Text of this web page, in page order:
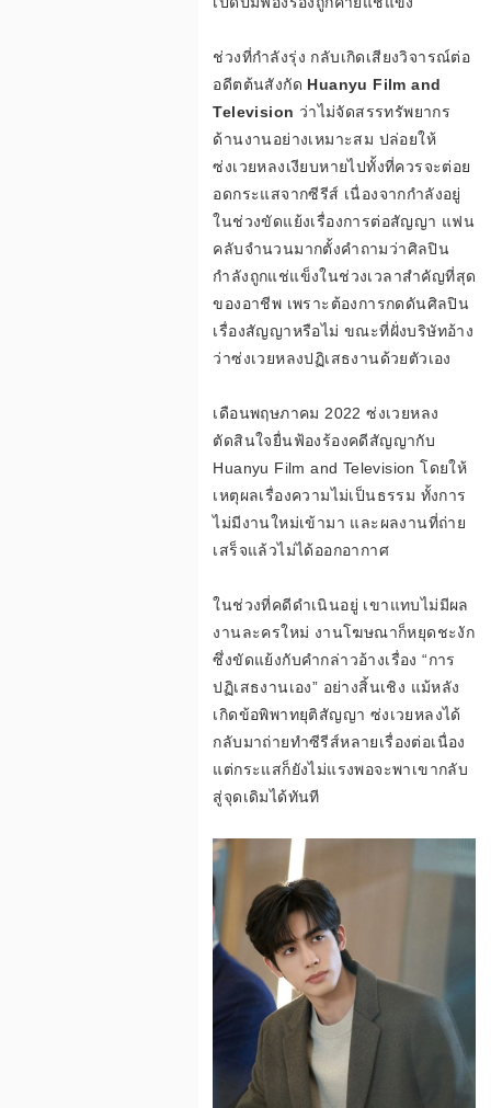
ช่วงที่กำลังรุ่ง กลับเกิดเสียงวิจารณ์ต่อ
อดีตต้นสังกัด Huanyu Film and
Television ว่าไม่จัดสรรทรัพยากร
ด้านงานอย่างเหมาะสม ปล่อยให้
ซ่งเวยหลงเงียบหายไปทั้งที่ควรจะต่อย
อดกระแสจากซีรีส์ เนื่องจากกำลังอยู่
ในช่วงขัดแย้งเรื่องการต่อสัญญา แฟน
คลับจำนวนมากตั้งคำถามว่าศิลปิน
กำลังถูกแช่แข็งในช่วงเวลาสำคัญที่สุด
ของอาชีพ เพราะต้องการกดดันศิลปิน
เรื่องสัญญาหรือไม่ ขณะที่ฝั่งบริษัทอ้าง
ว่าซ่งเวยหลงปฏิเสธงานด้วยตัวเอง
เดือนพฤษภาคม 2022 ซ่งเวยหลง
ตัดสินใจยื่นฟ้องร้องคดีสัญญากับ
Huanyu Film and Television โดยให้
เหตุผลเรื่องความไม่เป็นธรรม ทั้งการ
ไม่มีงานใหม่เข้ามา และผลงานที่ถ่าย
เสร็จแล้วไม่ได้ออกอากาศ
ในช่วงที่คดีดำเนินอยู่ เขาแทบไม่มีผล
งานละครใหม่ งานโฆษณาก็หยุดชะงัก
ซึ่งขัดแย้งกับคำกล่าวอ้างเรื่อง “การ
ปฏิเสธงานเอง” อย่างสิ้นเชิง แม้หลัง
เกิดข้อพิพาทยุติสัญญา ซ่งเวยหลงได้
กลับมาถ่ายทำซีรีส์หลายเรื่องต่อเนื่อง
แต่กระแสก็ยังไม่แรงพอจะพาเขากลับ
สู่จุดเดิมได้ทันที